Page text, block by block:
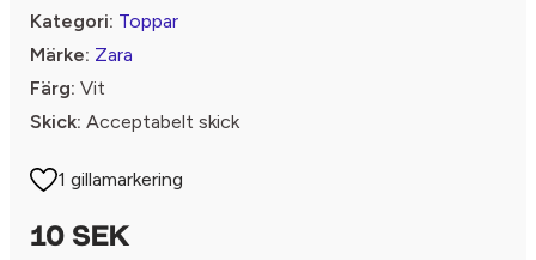
Kategori: Toppar
Märke: Zara
Färg: Vit
Skick: Acceptabelt skick
1 gillamarkering
10 SEK